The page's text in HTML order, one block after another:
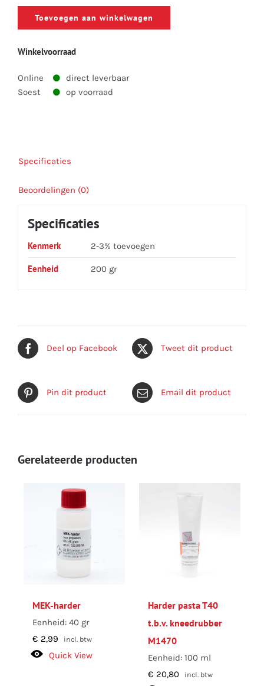
harder
aantal
Toevoegen aan winkelwagen
Winkelvoorraad
Online
direct leverbaar
Soest
op voorraad
Specificaties
Beoordelingen (0)
Specificaties
Kenmerk 2-3% toevoegen
Eenheid 200 gr
Deel op Facebook Tweet dit product
Pin dit product Email dit product
Gerelateerde producten
MEK-harder
Eenheid: 40 gr
€ 2,99 incl. btw
Quick View
Harder pasta T40
t.b.v. kneedrubber
M1470
Eenheid: 100 ml
€ 20,80 incl. btw